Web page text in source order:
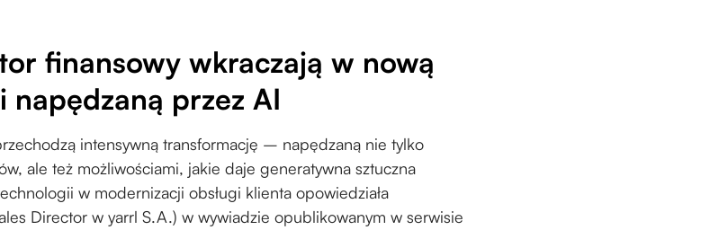
finansowy wkraczają w nową
przez AI
intensywną transformację – napędzaną nie tylko
ale też możliwościami, jakie daje generatywna sztuczna
w modernizacji obsługi klienta opowiedziała
Director w yarrl S.A.) w wywiadzie opublikowanym w serwisie